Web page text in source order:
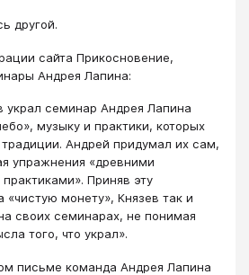
другой.
сайта Прикосновение,
Андрея Лапина:
украл семинар Андрея Лапина
музыку и практики, которых
Андрей придумал их сам,
упражнения «древними
Приняв эту
монету», Князев так и
своих семинарах, не понимая
того, что украл».
письме команда Андрея Лапина